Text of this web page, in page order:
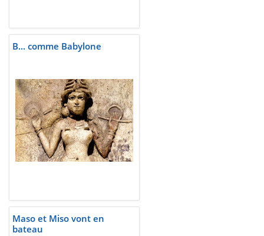
B... comme Babylone
Maso et Miso vont en
bateau